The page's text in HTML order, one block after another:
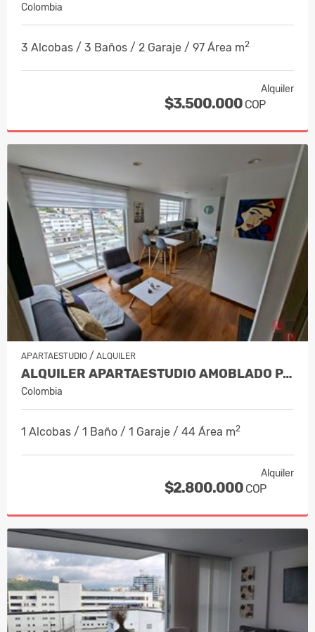
Colombia
3 Alcobas / 3 Baños / 2 Garaje / 97 Área m2
Alquiler
$3.500.000 COP
APARTAESTUDIO / ALQUILER
ALQUILER APARTAESTUDIO AMOBLADO PALE…
Colombia
1 Alcobas / 1 Baño / 1 Garaje / 44 Área m2
Alquiler
$2.800.000 COP